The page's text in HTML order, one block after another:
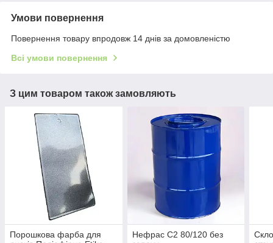
Умови повернення
Повернення товару впродовж 14 днів за домовленістю
Всі умови повернення
З цим товаром також замовляють
Порошкова фарба для
Нефрас С2 80/120 без